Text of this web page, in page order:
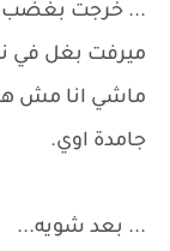
... خرجت بغضب
ميرفت بغل في
ماشي انا مش
جامدة اوي.
... بعد شويه...